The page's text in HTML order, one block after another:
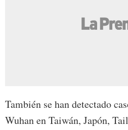
También se han detectado
Wuhan en Taiwán, Japón,